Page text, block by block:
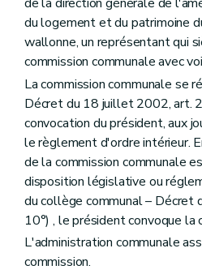
Art. 237/36
Art. 237/37
Art. 237/38
Art. 237/39
Livre IV Des mesures
Titre premier Des
Chapitre premier
De la
Section première
Section
Art. 238
Section Siège
Art. 239
Section
Sections
Art. 240
Section
Art. 241
de la direction générale de
du logement et du patrimoine
wallonne, un représentant qui
commission communale avec
La commission communale se
Décret du 18 juillet 2002, art.
convocation du président, aux
le règlement d'ordre intérieur.
de la commission communale
disposition législative ou
du collège communal – Décret
10°) , le président convoque la
L'administration communale
commission.